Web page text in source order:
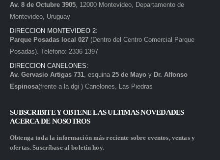
Av. 8 de Octubre 3905 , 12000 Montevideo, Departamento de
Montevideo, Uruguay
DIRECCION MONTEVIDEO 2:
Parque Posadas local 027 (Dentro del Centro Comercial Parque
Posadas). Teléfono: 2336 1397
DIRECCION CANELONES:
Av. Gervasio Artigas 731 , esquina 25 de Mayo y Dr. Alfonso
Espinosa(frente a la dgi ) Canelones, Las Piedras
SUBSCRIBITE Y OBTENE LAS ULTIMAS NOVEDADES
ACERCA DE NOSOTROS
Obtenga toda la información más reciente sobre eventos, ventas y
ofertas. Suscríbase al boletín hoy.